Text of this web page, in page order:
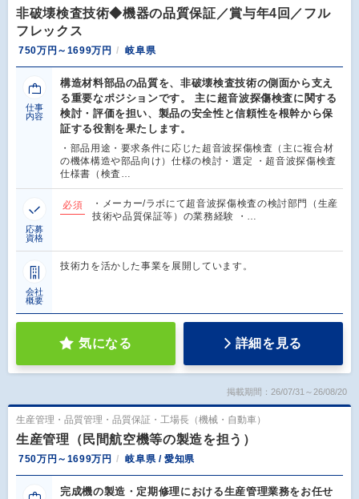
非破壊検査技術◆機器の品質保証／賞与年4回／フル
フレックス
750万円～1699万円 岐阜県
仕事
内容
構造材料部品の品質を、非破壊検査技術の側面から支え
る重要なポジションです。 主に超音波探傷検査に関する
検討・評価を担い、製品の安全性と信頼性を根幹から保
証する役割を果たします。
・部品用途・要求条件に応じた超音波探傷検査（主に複合材
の機体構造や部品向け）仕様の検討・選定 ・超音波探傷検査
仕様書（検査…
応募
資格
必須
・メーカー/ラボにて超音波探傷検査の検討部門（生産
技術や品質保証等）の業務経験 ・…
会社
概要
技術力を活かした事業を展開しています。
気になる 詳細を見る
掲載期間：26/07/31～26/08/20
生産管理・品質管理・品質保証・工場長（機械・自動車）
生産管理（民間航空機等の製造を担う）
750万円～1699万円 岐阜県 / 愛知県
完成機の製造・定期修理における生産管理業務をお任せ